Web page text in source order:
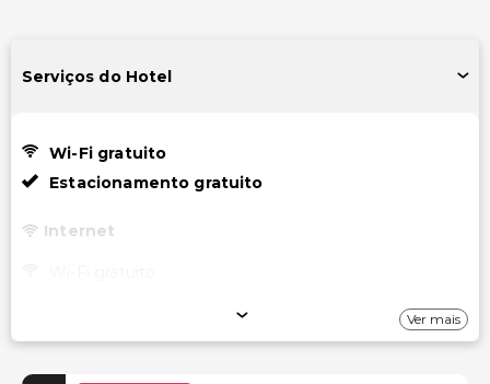
Serviços do Hotel
Wi-Fi gratuito
Estacionamento gratuito
Internet
Ver mais